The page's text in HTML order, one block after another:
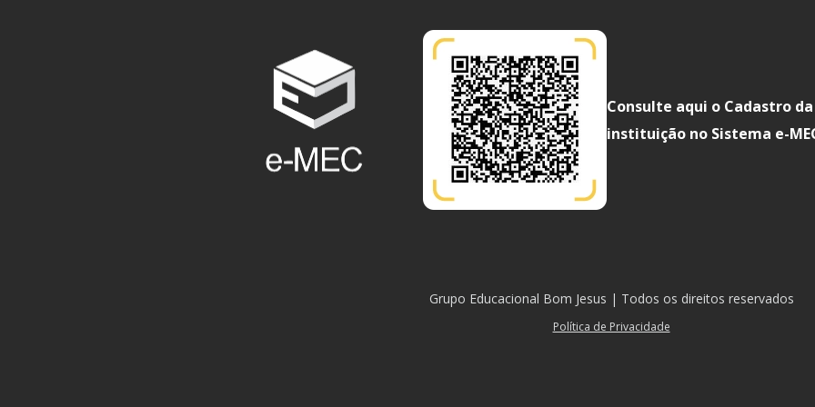
Consulte aqui o Cadastro da
instituição no Sistema e-
Grupo Educacional Bom Jesus | Todos os direitos reservados
Política de Privacidade